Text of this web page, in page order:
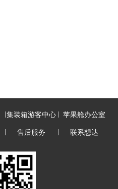
集装箱游客中心 苹果舱办公室
售后服务 联系想达